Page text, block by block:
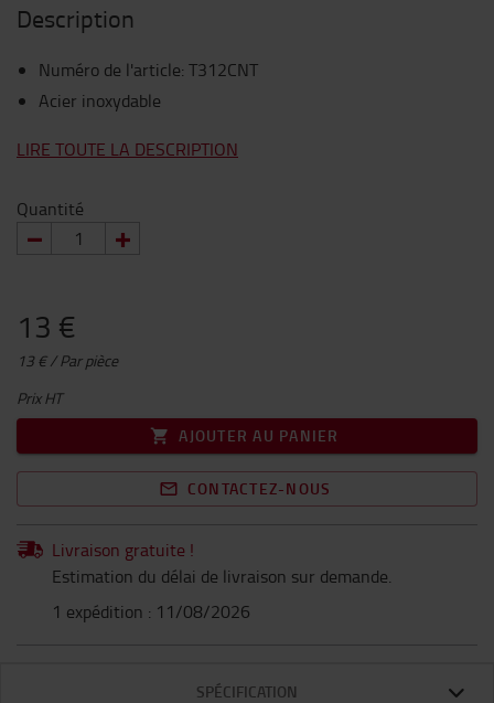
Description
Numéro de l'article: T312CNT
Acier inoxydable
LIRE TOUTE LA DESCRIPTION
Quantité
13 €
13 € / Par pièce
Prix HT
AJOUTER AU PANIER
CONTACTEZ-NOUS
Livraison gratuite !
Estimation du délai de livraison sur demande.
1 expédition : 11/08/2026
SPÉCIFICATION